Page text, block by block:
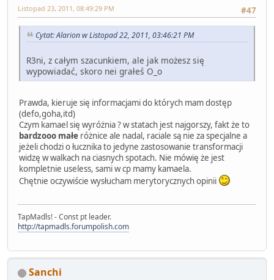
#47
Listopad 23, 2011, 08:49:29 PM
Cytat: Alarion w Listopad 22, 2011, 03:46:21 PM
R3ni, z całym szacunkiem, ale jak możesz się
wypowiadać, skoro nei grałeś O_o
Prawda, kieruje się informacjami do których mam dostęp
(defo,goha,itd)
Czym kamael się wyróżnia ? w statach jest najgorszy, fakt że to
bardzooo małe różnice ale nadal, raciale są nie za specjalne a
jeżeli chodzi o łucznika to jedyne zastosowanie transformacji
widzę w walkach na ciasnych spotach. Nie mówię że jest
kompletnie useless, sami w cp mamy kamaela.
Chętnie oczywiście wysłucham merytorycznych opinii
TapMadls! - Const pt leader.
http://tapmadls.forumpolish.com
Sanchi